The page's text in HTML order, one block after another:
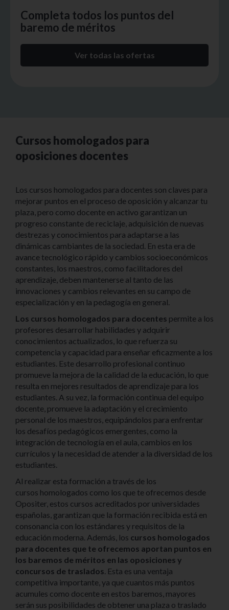
Completa todos los puntos del
baremo de méritos
Ver todas las ofertas
Cursos homologados para
oposiciones docentes
Los cursos homologados para docentes son claves para
mejorar puntos en el proceso de oposición y alcanzar tu
plaza, pero como docente en activo garantizan un
progreso constante de reciclaje, adquisición de nuevas
destrezas y conocimientos para adaptarse a las
dinámicas cambiantes de la sociedad. En esta era de
avance tecnológico rápido y cambios socioeconómicos
constantes, los maestros, como facilitadores del
aprendizaje, deben mantenerse al tanto de las
innovaciones y cambios relevantes en su campo de
especialización y en la pedagogía en general.
Los cursos homologados para docentes permite a los
profesores desarrollar habilidades y adquirir
conocimientos actualizados, lo que refuerza su
competencia y capacidad para enseñar eficazmente a los
estudiantes. Este desarrollo profesional continuo
promueve la mejora de la calidad de la educación, lo que
resulta en mejores resultados de aprendizaje para los
estudiantes. A su vez, la formación continua del equipo
docente, promueve la adaptación y el crecimiento
personal de los maestros, equipándolos para enfrentar
los desafíos pedagógicos emergentes, como la
integración de tecnología en el aula, cambios en los
currículos y la necesidad de atender a la diversidad de los
estudiantes.
Al realizar esta formación a través de los
cursos homologados como los que te ofrecemos desde
Opositer, estos cursos acreditados por universidades
españolas, garantizan que la formación recibida está en
consonancia con los estándares y requisitos de la
educación moderna. Además, los cursos homologados
para docentes que te ofrecemos aportan puntos en
los baremos de méritos en las oposiciones y
concursos de traslados . Esta es una ventaja
competitiva importante, ya que cuantos más puntos
acumules como docente en estos baremos, mayores
serán sus posibilidades de obtener una plaza o traslado